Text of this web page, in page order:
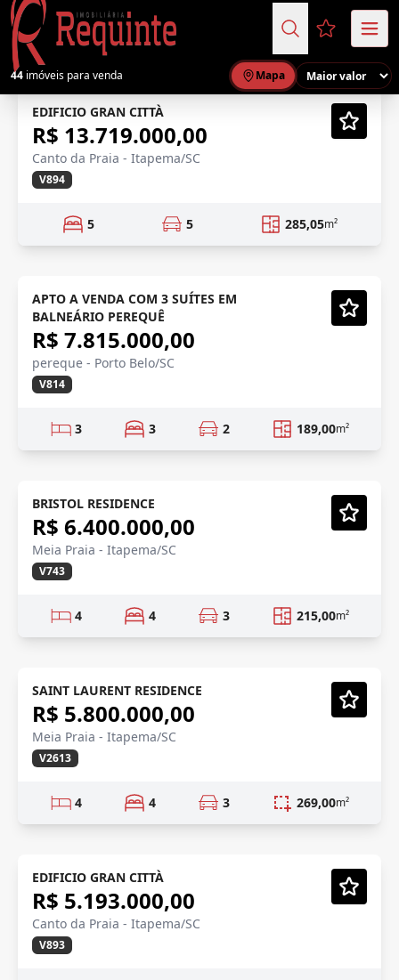
Favoritos
44 imóveis para venda Mapa
LANÇAMENTO
Vídeo
Lançamento
EDIFICIO GRAN CITTÀ
R$ 13.719.000,00
Canto da Praia - Itapema/SC
V894
5 5 285,05m²
FRENTE MAR
Vídeo
Em Construção
APTO A VENDA COM 3 SUÍTES EM
BALNEÁRIO PEREQUÊ
R$ 7.815.000,00
pereque - Porto Belo/SC
V814
3 3 2 189,00m²
QUADRA MAR
Vídeo
Em Construção
BRISTOL RESIDENCE
R$ 6.400.000,00
Meia Praia - Itapema/SC
V743
4 4 3 215,00m²
QUADRA MAR
Vídeo
Semi-Novo
SAINT LAURENT RESIDENCE
R$ 5.800.000,00
Meia Praia - Itapema/SC
V2613
4 4 3 269,00m²
LANÇAMENTO
Vídeo
Lançamento
EDIFICIO GRAN CITTÀ
R$ 5.193.000,00
Canto da Praia - Itapema/SC
V893